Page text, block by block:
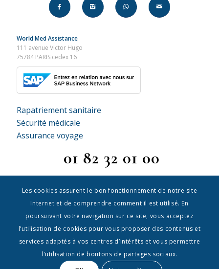
World Med Assistance
111 avenue Victor Hugo
75784 PARIS cedex 16
Rapatriement sanitaire
Sécurité médicale
Assurance voyage
01 82 32 01 00
Accueil|plan|Devis|
Les cookies assurent le bon fonctionnement de notre site
Internet et de comprendre comment il est utilisé. En
poursuivant votre navigation sur ce site, vous acceptez
l’utilisation de cookies pour vous proposer des contenus et
services adaptés à vos centres d’intérêts et vous permettre
l'utilisation de boutons de partages sociaux.